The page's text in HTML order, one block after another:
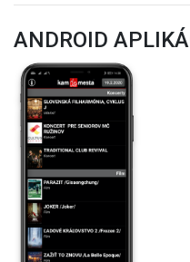
ANDROID